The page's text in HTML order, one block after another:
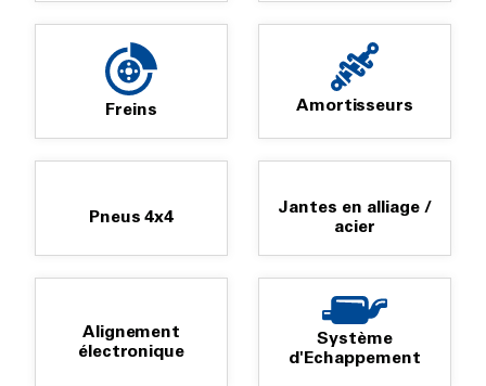
Freins Amortisseurs
Pneus 4x4
Jantes en alliage /
acier
Alignement
électronique
Système
d'Echappement